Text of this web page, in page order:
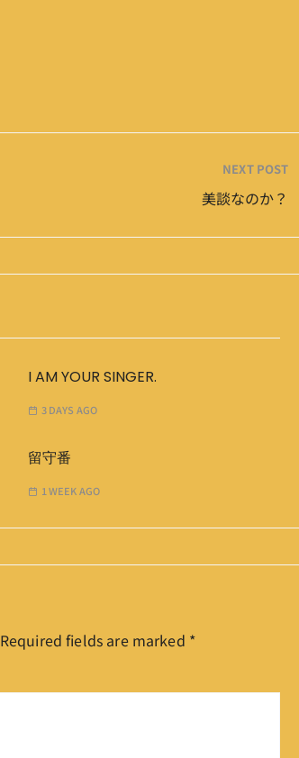
NEXT POST
美談なのか？
I AM YOUR SINGER.
3 DAYS AGO
留守番
1 WEEK AGO
Required fields are marked *